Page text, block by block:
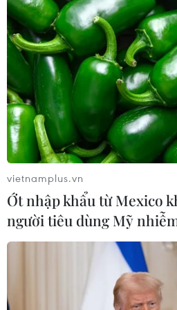
mưa bão
06/08/2026 02:23
Xe tải cẩu tông sập cầu Đắk
Đồng Nai, hai người thoát nạn
06/08/2026 01:54
CƠ QUAN CHỦ QUẢN: THÔNG TẤN XÃ VIỆT
vietnamplus.vn
Ớt nhập khẩu từ Mexico
người tiêu dùng Mỹ